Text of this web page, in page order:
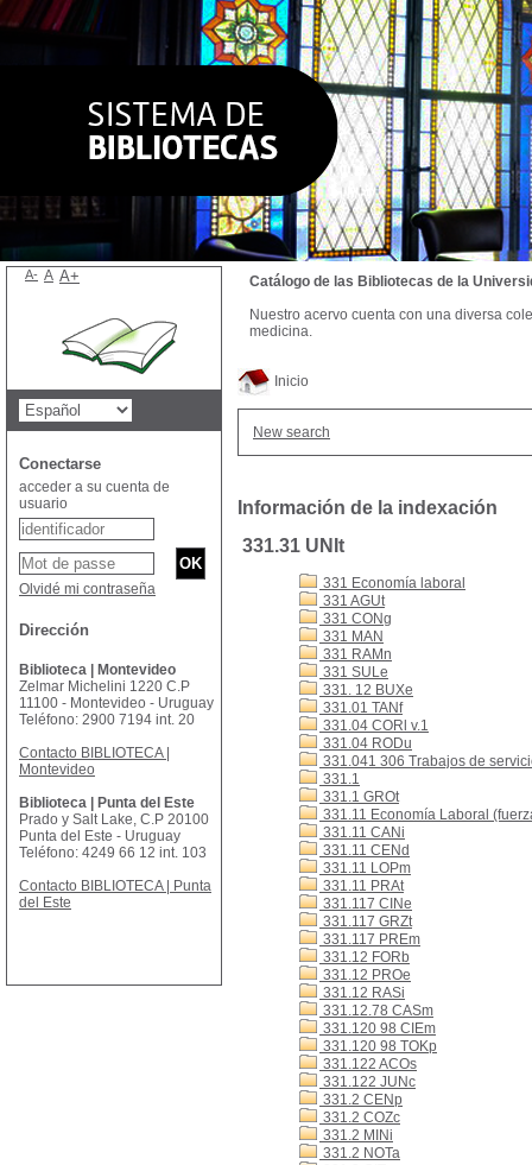
Inicio
New search
Información de la indexación
331.31 UNIt
331 Economía laboral
331 AGUt
331 CONg
331 MAN
331 RAMn
331 SULe
331. 12 BUXe
331.01 TANf
331.04 CORl v.1
331.04 RODu
331.041 306 Trabajos de
331.1
331.1 GROt
331.11 Economía Laboral
331.11 CANi
331.11 CENd
331.11 LOPm
331.11 PRAt
331.117 CINe
331.117 GRZt
331.117 PREm
331.12 FORb
331.12 PROe
331.12 RASi
331.12.78 CASm
331.120 98 CIEm
331.120 98 TOKp
331.122 ACOs
331.122 JUNc
331.2 CENp
331.2 COZc
331.2 MINi
331.2 NOTa
Catálogo de las Bibliotecas de la
Nuestro acervo cuenta con una diversa
medicina.
A- A A+
Conectarse
acceder a su cuenta de
usuario
Olvidé mi contraseña
Dirección
Biblioteca | Montevideo
Zelmar Michelini 1220 C.P
11100 - Montevideo - Uruguay
Teléfono: 2900 7194 int. 20
Contacto BIBLIOTECA |
Montevideo
Biblioteca | Punta del Este
Prado y Salt Lake, C.P 20100
Punta del Este - Uruguay
Teléfono: 4249 66 12 int. 103
Contacto BIBLIOTECA | Punta
del Este